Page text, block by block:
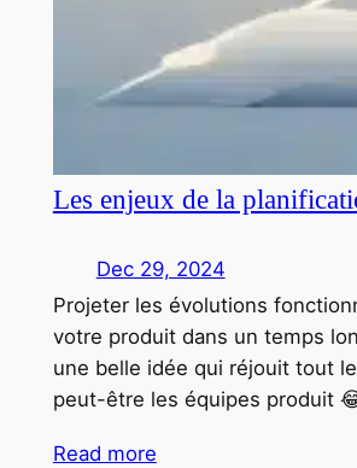
Les enjeux de la
Dec 29, 2024
Projeter les évolutions
votre produit dans un temps
une belle idée qui réjouit tout
peut-être les équipes produit
Read more